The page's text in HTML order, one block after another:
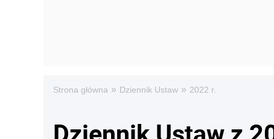
Strona główna » Dziennik Ustaw » 2022 r.